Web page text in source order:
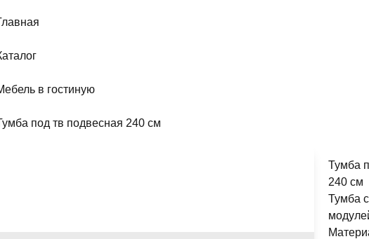
в гостиную
под тв подвесная 240 см
Тумба
240 см
Тумба